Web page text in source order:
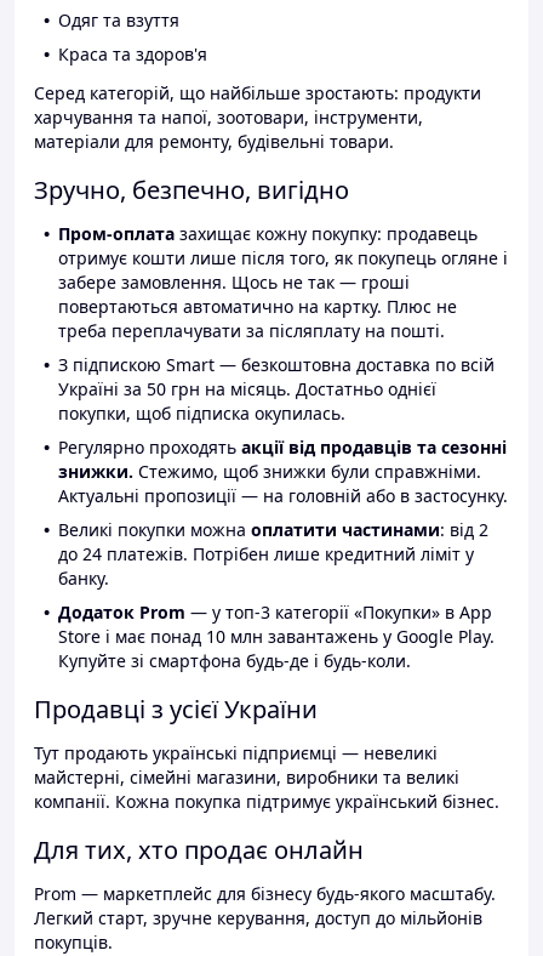
Одяг та взуття
Краса та здоров'я
Серед категорій, що найбільше зростають: продукти
харчування та напої, зоотовари, інструменти,
матеріали для ремонту, будівельні товари.
Зручно, безпечно, вигідно
Пром-оплата захищає кожну покупку: продавець
отримує кошти лише після того, як покупець огляне і
забере замовлення. Щось не так — гроші
повертаються автоматично на картку. Плюс не
треба переплачувати за післяплату на пошті.
З підпискою Smart — безкоштовна доставка по всій
Україні за 50 грн на місяць. Достатньо однієї
покупки, щоб підписка окупилась.
Регулярно проходять акції від продавців та сезонні
знижки. Стежимо, щоб знижки були справжніми.
Актуальні пропозиції — на головній або в застосунку.
Великі покупки можна оплатити частинами: від 2
до 24 платежів. Потрібен лише кредитний ліміт у
банку.
Додаток Prom — у топ-3 категорії «Покупки» в App
Store і має понад 10 млн завантажень у Google Play.
Купуйте зі смартфона будь-де і будь-коли.
Продавці з усієї України
Тут продають українські підприємці — невеликі
майстерні, сімейні магазини, виробники та великі
компанії. Кожна покупка підтримує український бізнес.
Для тих, хто продає онлайн
Prom — маркетплейс для бізнесу будь-якого масштабу.
Легкий старт, зручне керування, доступ до мільйонів
покупців.